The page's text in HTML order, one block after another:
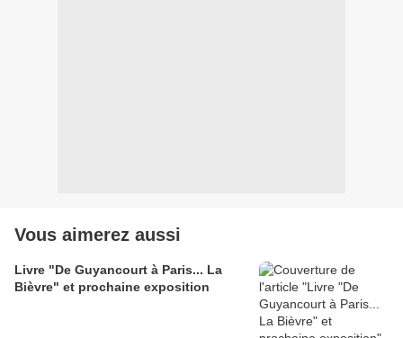
Vous aimerez aussi
Livre "De Guyancourt à Paris... La
Bièvre" et prochaine exposition